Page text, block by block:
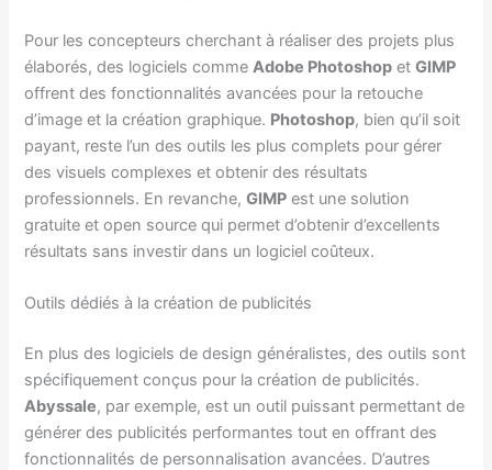
Pour les concepteurs cherchant à réaliser des projets plus
élaborés, des logiciels commeAdobe Photoshop etGIMP
offrent des fonctionnalités avancées pour la retouche
d’image et la création graphique. Photoshop, bien qu’il soit
payant, reste l’un des outils les plus complets pour gérer
des visuels complexes et obtenir des résultats
professionnels. En revanche,GIMP est une solution
gratuite et open source qui permet d’obtenir d’excellents
résultats sans investir dans un logiciel coûteux.
Outils dédiés à la création de publicités
En plus des logiciels de design généralistes, des outils sont
spécifiquement conçus pour la création de publicités.
Abyssale, par exemple, est un outil puissant permettant de
générer des publicités performantes tout en offrant des
fonctionnalités de personnalisation avancées. D’autres